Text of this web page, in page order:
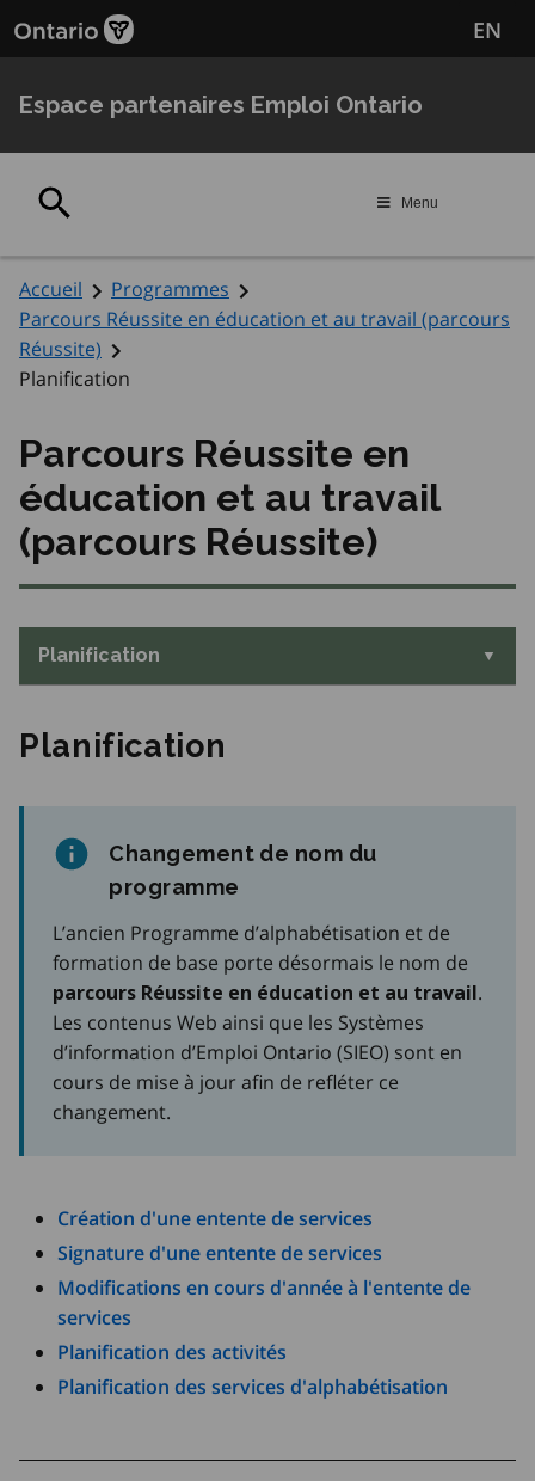
au
principal
au
EN
Espace partenaires Emploi Ontario
Menu
Accueil
Programmes
Parcours Réussite en éducation et au travail (parcours
Réussite)
Planification
Parcours Réussite en
éducation et au travail
(parcours Réussite)
Planification
Planification
Changement de nom du
programme
L’ancien Programme d’alphabétisation et de
formation de base porte désormais le nom de
parcours Réussite en éducation et au travail .
Les contenus Web ainsi que les Systèmes
d’information d’Emploi Ontario (SIEO) sont en
cours de mise à jour afin de refléter ce
changement.
Création d'une entente de services
Signature d'une entente de services
Modifications en cours d'année à l'entente de
services
Planification des activités
Planification des services d'alphabétisation